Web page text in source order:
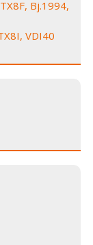
Bj.1994,
VDI40